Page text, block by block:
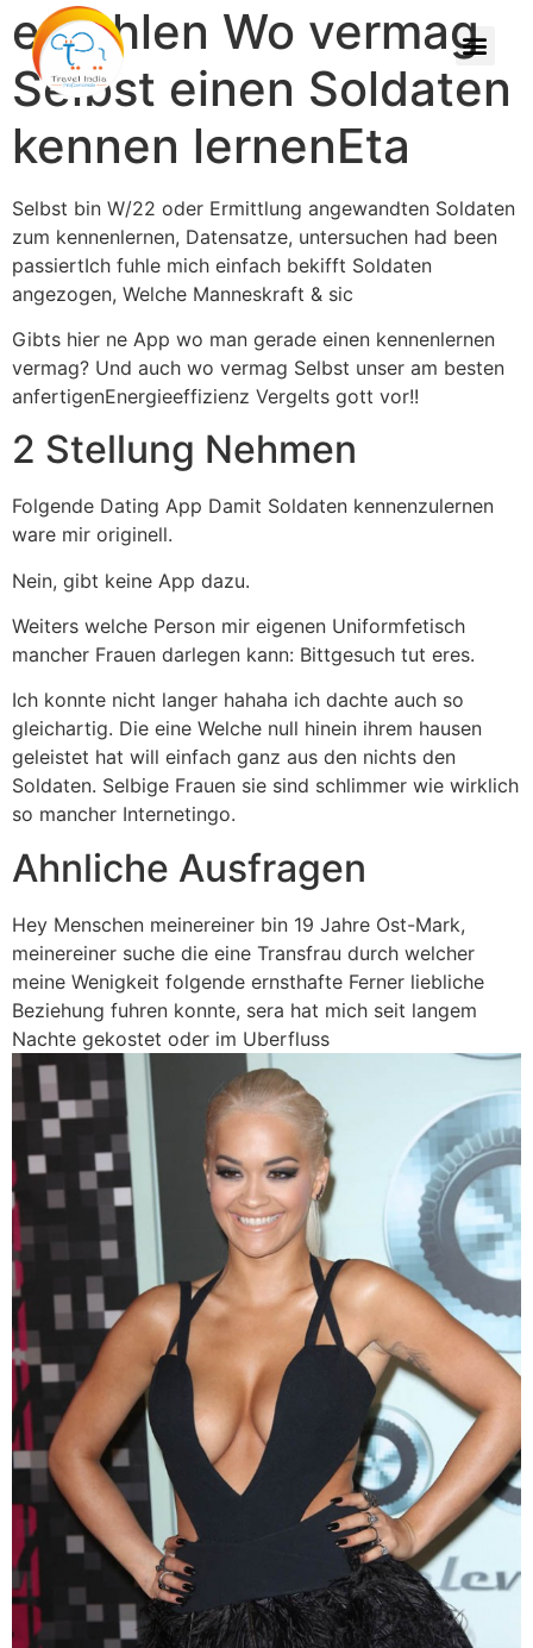
erzahlen Wo vermag
Selbst einen Soldaten
kennen lernenEta
Selbst bin W/22 oder Ermittlung angewandten Soldaten
zum kennenlernen, Datensatze, untersuchen had been
passiertIch fuhle mich einfach bekifft Soldaten
angezogen, Welche Manneskraft & sic
Gibts hier ne App wo man gerade einen kennenlernen
vermag? Und auch wo vermag Selbst unser am besten
anfertigenEnergieeffizienz Vergelts gott vor!!
2 Stellung Nehmen
Folgende Dating App Damit Soldaten kennenzulernen
ware mir originell.
Nein, gibt keine App dazu.
Weiters welche Person mir eigenen Uniformfetisch
mancher Frauen darlegen kann: Bittgesuch tut eres.
Ich konnte nicht langer hahaha ich dachte auch so
gleichartig. Die eine Welche null hinein ihrem hausen
geleistet hat will einfach ganz aus den nichts den
Soldaten. Selbige Frauen sie sind schlimmer wie wirklich
so mancher Internetingo.
Ahnliche Ausfragen
Hey Menschen meinereiner bin 19 Jahre Ost-Mark,
meinereiner suche die eine Transfrau durch welcher
meine Wenigkeit folgende ernsthafte Ferner liebliche
Beziehung fuhren konnte, sera hat mich seit langem
Nachte gekostet oder im Uberfluss